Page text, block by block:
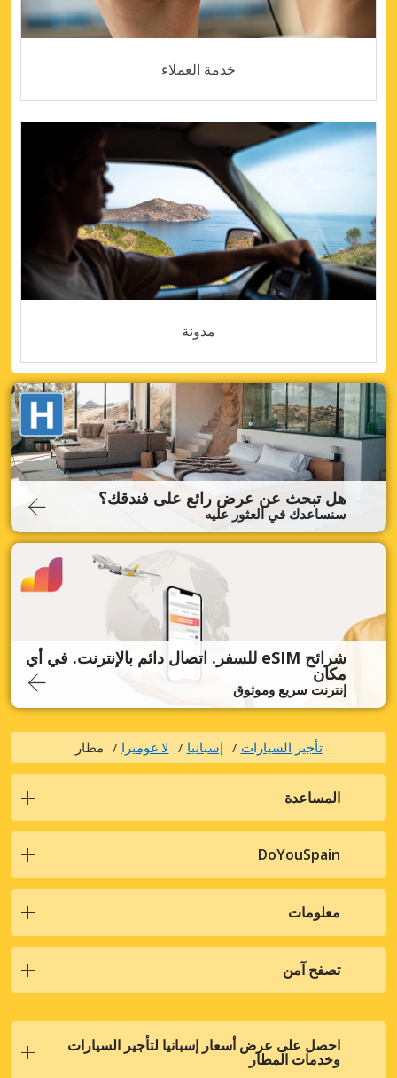
خدمة العملاء
مدونة
هل تبحث عن عرض رائع على فندقك؟
سنساعدك في العثور عليه
شرائح eSIM للسفر. اتصال دائم بالإنترنت. في أي
مكان
إنترنت سريع وموثوق
تأجير السيارات إسبانيا لا غوميرا مطار
المساعدة
DoYouSpain
معلومات
تصفح آمن
احصل على عرض أسعار إسبانيا لتأجير السيارات
وخدمات المطار